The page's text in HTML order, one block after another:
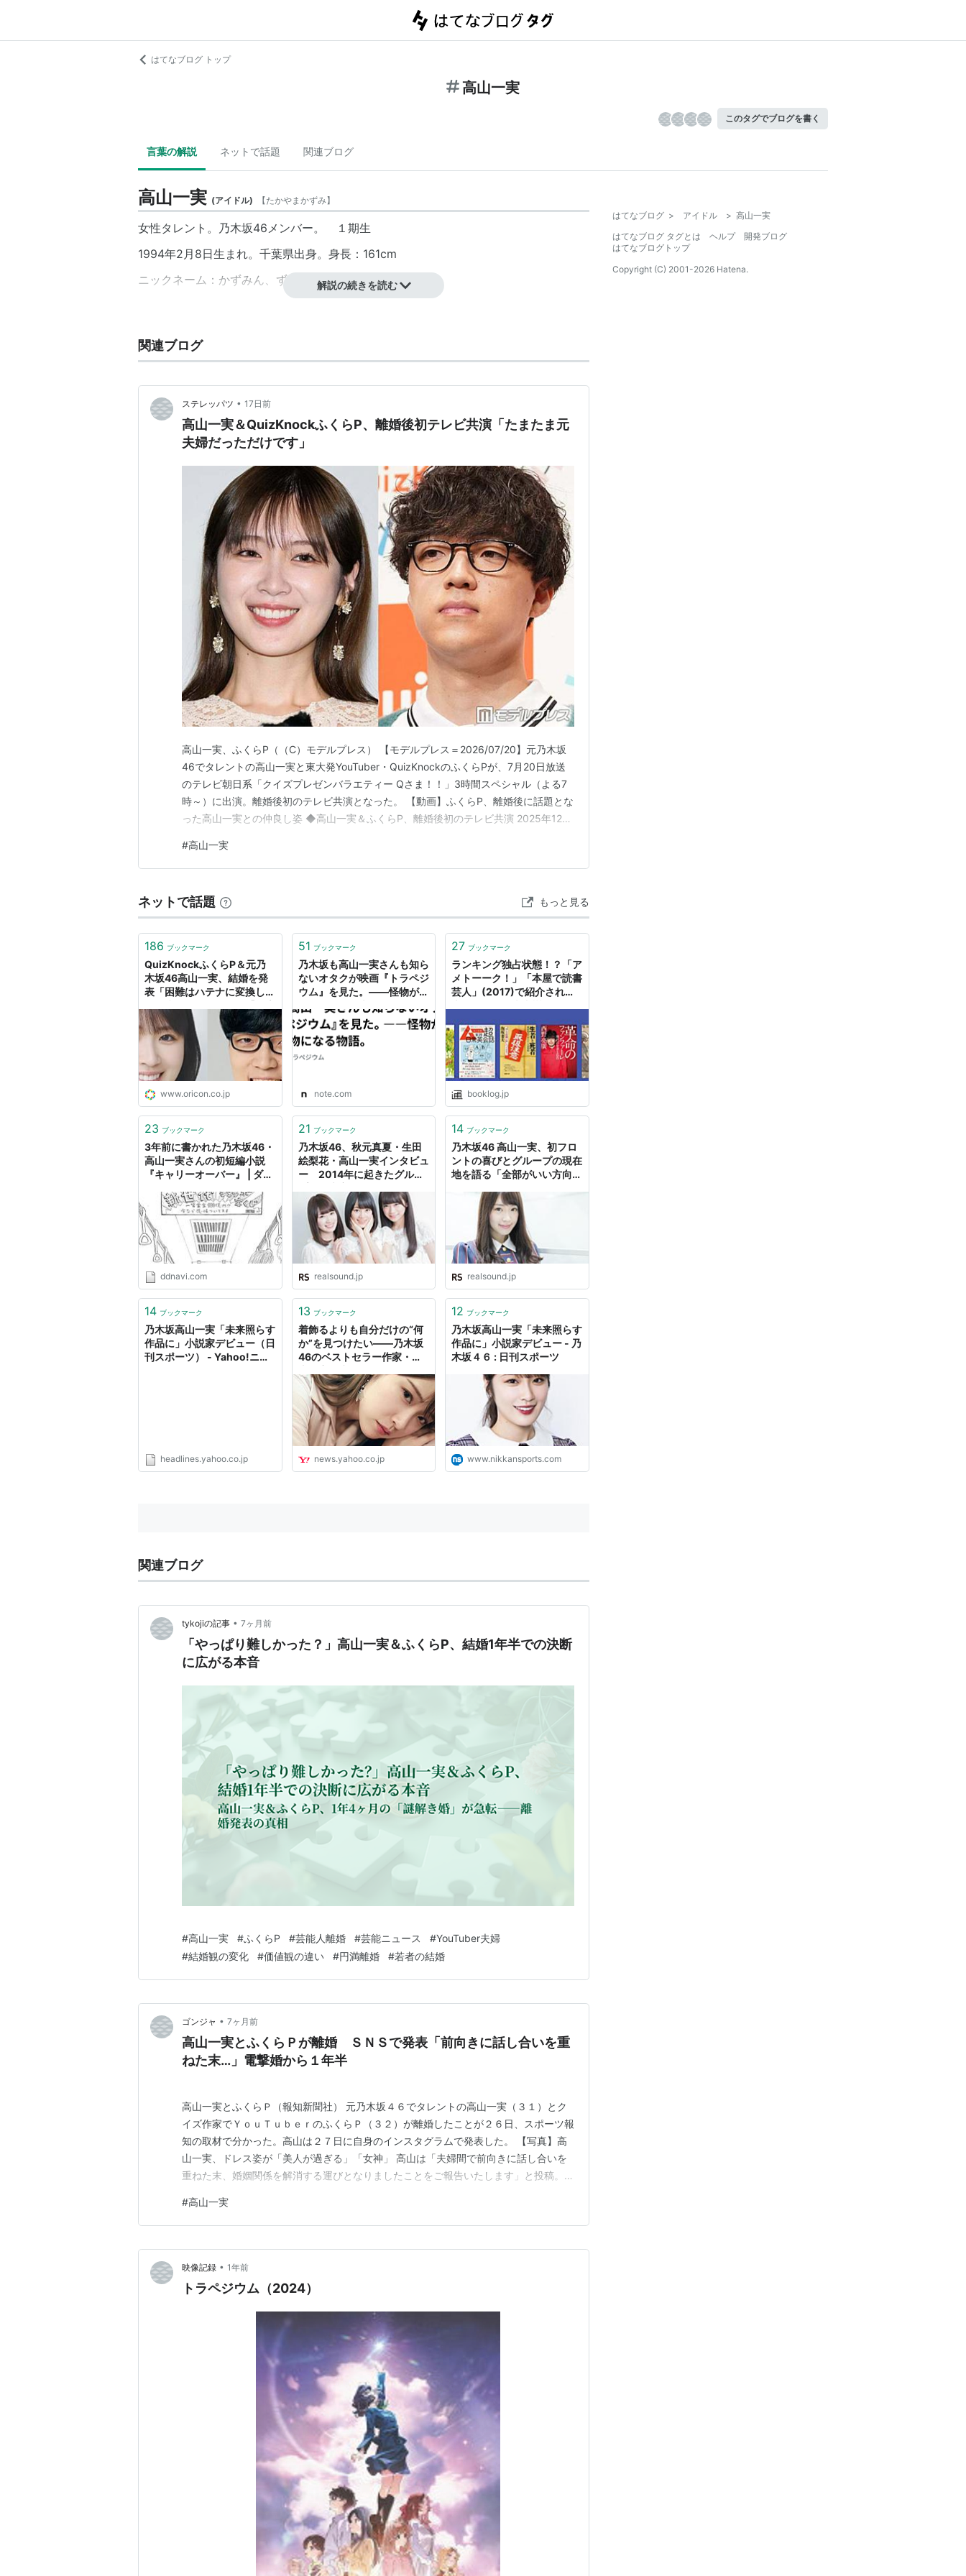
はてなブログ トップ
高山一実
このタグでブログを書く
言葉の解説 ネットで話題 関連ブログ
高山一実 (アイドル) 【たかやまかずみ】
女性タレント。乃木坂46メンバー。 １期生
1994年2月8日生まれ。千葉県出身。身長：161cm
ニックネーム：かずみん、ずーさん、カーキュリー
解説の続きを読む
関連ブログ
ステレッパツ • 17日前
高山一実＆QuizKnockふくらP、離婚後初テレビ共演「たまたま元
夫婦だっただけです」
高山一実、ふくらP（（C）モデルプレス） 【モデルプレス＝2026/07/20】元乃木坂
46でタレントの高山一実と東大発YouTuber・QuizKnockのふくらPが、7月20日放送
のテレビ朝日系「クイズプレゼンバラエティー Qさま！！」3時間スペシャル（よる7
時～）に出演。離婚後初のテレビ共演となった。 【動画】ふくらP、離婚後に話題とな
った高山一実との仲良し姿 ◆高山一実＆ふくらP、離婚後初のテレビ共演 2025年12月
ると、高山は「たまたま元夫婦だっただけです」とコメントした。 ふくらPは番組内の
企画「プレッ…
#高山一実
ネットで話題 もっと見る
186 ブックマーク
QuizKnockふくらP＆元乃
木坂46高山一実、結婚を発
表「困難はハテナに変換しな
全文】
www.oricon.co.jp
51 ブックマーク
乃木坂も高山一実さんも知ら
ないオタクが映画『トラペジ
ウム』を見た。――怪物が少
語。｜Maya
note.com
27 ブックマーク
ランキング独占状態！？「ア
メトーーク！」「本屋で読書
芸人」(2017)で紹介された
ズレーザーさん、高山一実さ
んらお気に入りの本 | ブクロ
グ通信
booklog.jp
23 ブックマーク
3年前に書かれた乃木坂46・
高山一実さんの初短編小説
『キャリーオーバー』 | ダ・
ddnavi.com
21 ブックマーク
乃木坂46、秋元真夏・生田
絵梨花・高山一実インタビュ
ー 2014年に起きたグルー
realsound.jp
14 ブックマーク
乃木坂46 高山一実、初フロ
ントの喜びとグループの現在
地を語る「全部がいい方向に
realsound.jp
14 ブックマーク
乃木坂高山一実「未来照らす
作品に」小説家デビュー（日
刊スポーツ） - Yahoo!ニュ
headlines.yahoo.co.jp
13 ブックマーク
着飾るよりも自分だけの“何
か”を見つけたい――乃木坂
46のベストセラー作家・高
Yahoo!ニュース
news.yahoo.co.jp
12 ブックマーク
乃木坂高山一実「未来照らす
作品に」小説家デビュー - 乃
木坂４６ : 日刊スポーツ
www.nikkansports.com
関連ブログ
tykojiの記事 • 7ヶ月前
「やっぱり難しかった？」高山一実＆ふくらP、結婚1年半での決断
に広がる本音
#高山一実 #ふくらP #芸能人離婚 #芸能ニュース #YouTuber夫婦
#結婚観の変化 #価値観の違い #円満離婚 #若者の結婚
ゴンジャ • 7ヶ月前
高山一実とふくらＰが離婚 ＳＮＳで発表「前向きに話し合いを重
ねた末…」電撃婚から１年半
高山一実とふくらＰ（報知新聞社） 元乃木坂４６でタレントの高山一実（３１）とク
イズ作家でＹｏｕＴｕｂｅｒのふくらＰ（３２）が離婚したことが２６日、スポーツ報
知の取材で分かった。高山は２７日に自身のインスタグラムで発表した。 【写真】高
山一実、ドレス姿が「美人が過ぎる」「女神」 高山は「夫婦間で前向きに話し合いを
重ねた末、婚姻関係を解消する運びとなりましたことをご報告いたします」と投稿。ブ
様に報告した。 電撃結婚からわずか１年半のスピード離婚となった。関係者による
と、以前より価値観のすれ違いなどから離婚に向けて協議。話…
#高山一実
映像記録 • 1年前
トラペジウム（2024）
はてなブログ > アイドル > 高山一実
はてなブログ タグとは
ヘルプ
開発ブログ
はてなブログトップ
Copyright (C) 2001-2026 Hatena.